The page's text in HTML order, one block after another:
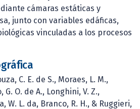
cámaras estáticas y
junto con variables edáficas,
vinculadas a los procesos
C. E. de S., Moraes, L. M.,
O. de A., Longhini, V. Z.,
W. L. da, Branco, R. H., & Ruggieri,